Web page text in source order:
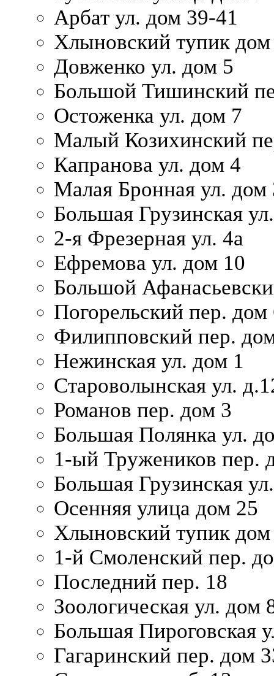
Арбат ул. дом 39-41
Хлыновский тупик
Довженко ул. дом 5
Большой Тишинский
Остоженка ул. дом 7
Малый Козихинский
Капранова ул. дом 4
Малая Бронная ул. дом
Большая Грузинская
2-я Фрезерная ул. 4а
Ефремова ул. дом 10
Большой
Погорельский пер. дом
Филипповский пер.
Нежинская ул. дом 1
Староволынская ул.
Романов пер. дом 3
Большая Полянка ул.
1-ый Тружеников пер.
Большая Грузинская
Осенняя улица дом 25
Хлыновский тупик
1-й Смоленский пер.
Последний пер. 18
Зоологическая ул. дом
Большая Пироговская
Гагаринский пер. дом